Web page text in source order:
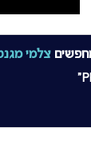
צלמי